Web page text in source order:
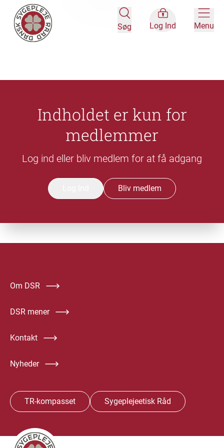
Søg Log Ind Menu
Indholdet er kun for
medlemmer
Log ind eller bliv medlem for at få adgang
Bliv medlem
Om DSR
DSR mener
Kontakt
Nyheder
TR-kompasset Sygeplejeetisk Råd